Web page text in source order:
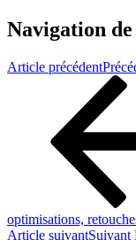
Navigation
Article précédent
optimisations,
Article suivantSuivant